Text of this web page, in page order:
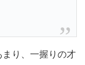
り、一握りの才